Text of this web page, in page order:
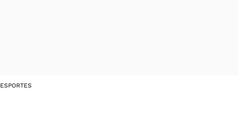
ESPORTES